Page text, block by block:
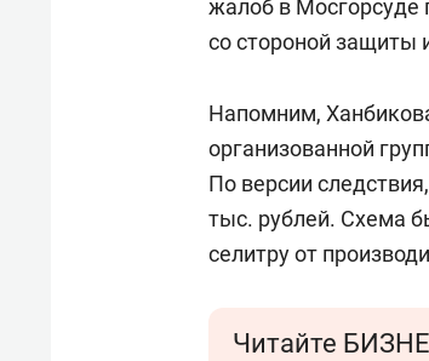
жалоб в Мосгорсуде
со стороной защиты
Напомним,
организованной
По версии
тыс. рублей. Схема
селитру от
Читайте